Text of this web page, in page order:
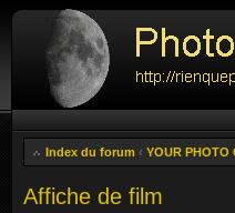
Index du forum ‹ YOUR
Affiche de film